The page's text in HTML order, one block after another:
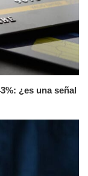
¿es una señal